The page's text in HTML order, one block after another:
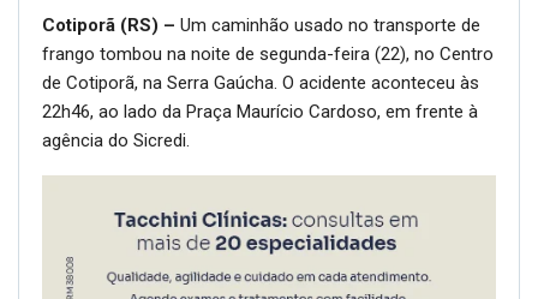
Cotiporã (RS) – Um caminhão usado no transporte de
frango tombou na noite de segunda-feira (22), no Centro
de Cotiporã, na Serra Gaúcha. O acidente aconteceu às
22h46, ao lado da Praça Maurício Cardoso, em frente à
agência do Sicredi.